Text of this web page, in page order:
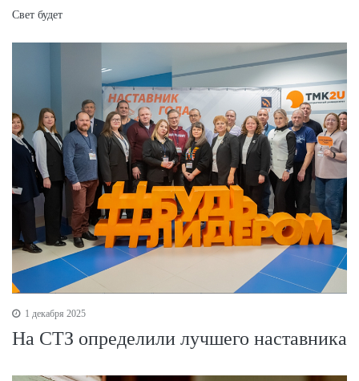
Свет будет
1 декабря 2025
На СТЗ определили лучшего наставника